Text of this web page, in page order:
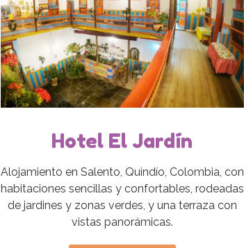
Hotel El Jardín
Alojamiento en Salento, Quindío, Colombia, con
habitaciones sencillas y confortables, rodeadas
de jardines y zonas verdes, y una terraza con
vistas panorámicas.